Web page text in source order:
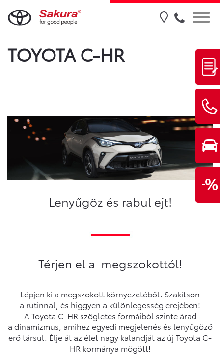
TOYOTA C-HR
Lenyűgöz és rabul ejt!
Térjen el a megszokottól!
Lépjen ki a megszokott környezetéből. Szakítson
a rutinnal, és higgyen a különlegesség erejében!
A Toyota C-HR szögletes formáiból szinte árad
a dinamizmus, amihez egyedi megjelenés és lenyűgöző
erő társul. Élje át az élet nagy kalandját az új Toyota C-
HR kormánya mögött!